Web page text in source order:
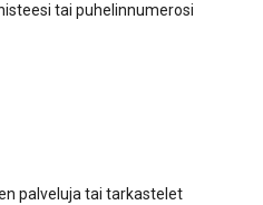
tai puhelinnumerosi
palveluja tai tarkastelet